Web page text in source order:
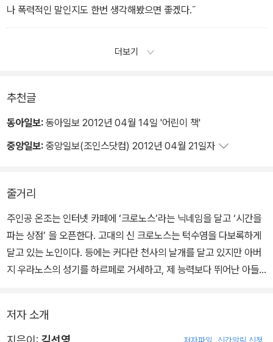
나 폭력적인 말인지도 한번 생각해봤으면 좋겠다.˝
더보기
추천글
동아일보: 동아일보 2012년 04월 14일 '어린이 책'
중앙일보: 중앙일보(조인스닷컴) 2012년 04월 21일자
줄거리
주인공 온조는 인터넷 카페에 ‘크로노스’라는 닉네임을 달고 ‘시간을
파는 상점’ 을 오픈한다. 고대의 신 크로노스는 턱수염을 다보록하게
달고 있는 노인이다. 등에는 커다란 천사의 날개를 달고 있지만 아버
지 우라노스의 성기를 하르페로 거세하고, 제 능력보다 뛰어난 아들
로노스야말로 온조가 생각했던 물질과 환치될 수 있는 진정한 시간의
신이었다. 시간을 분초 단위로 조각내어 철저하게 계산된 시간 운용
저자 소개